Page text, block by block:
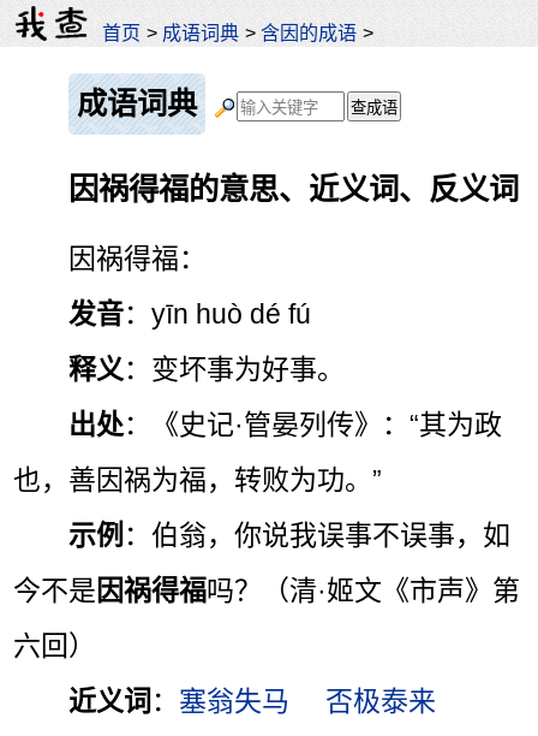
首页 > 成语词典 >含因的成语 >
成语词典
因祸得福的意思、近义词、反义词
因祸得福：
发音：yīn huò dé fú
释义 ：变坏事为好事。
出处：《史记·管晏列传》：“其为政
也，善因祸为福，转败为功。”
示例 ：伯翁，你说我误事不误事，如
今不是因祸得福吗？（清·姬文《市声》第
六回）
近义词 ： 塞翁失马
否极泰来